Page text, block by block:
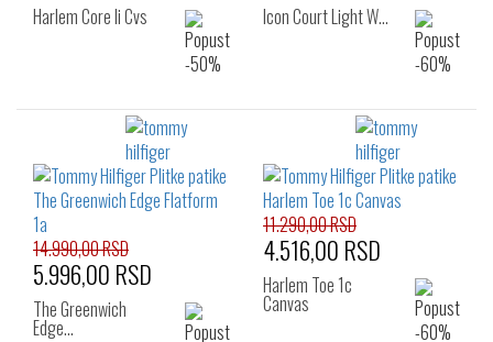
Harlem Core Ii Cvs Icon Court Light W…
14.990,00 RSD
5.996,00 RSD
The Greenwich
Edge…
11.290,00 RSD
4.516,00 RSD
Harlem Toe 1c
Canvas